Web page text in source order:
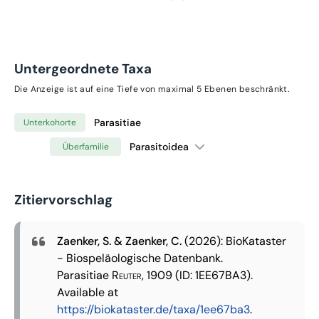
Untergeordnete Taxa
Die Anzeige ist auf eine Tiefe von maximal 5 Ebenen beschränkt.
Unterkohorte Parasitiae
Überfamilie Parasitoidea
Zitiervorschlag
Zaenker, S. & Zaenker, C.(2026): BioKataster
- Biospeläologische Datenbank.
Parasitiae Reuter, 1909(ID: 1EE67BA3).
Available at
https://biokataster.de/taxa/1ee67ba3.